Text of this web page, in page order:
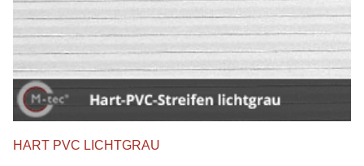
HART PVC LICHTGRAU